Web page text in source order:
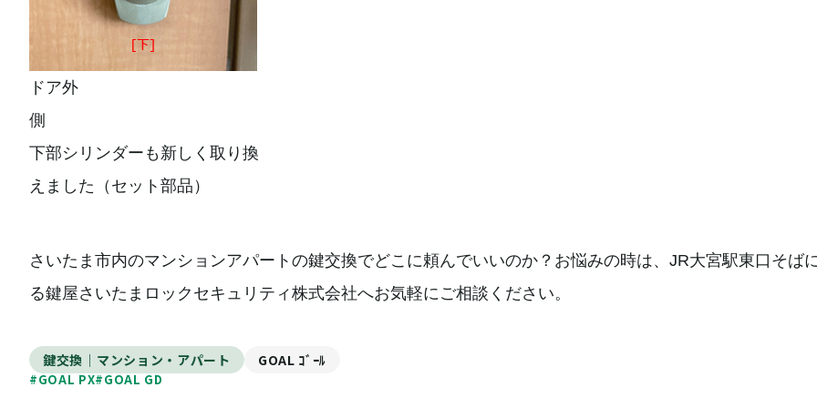
ドア外
側
下部シリンダーも新しく取り換
えました（セット部品）
さいたま市内のマンションアパートの鍵交換でどこに頼んでいいのか？お悩みの時は、JR大宮駅東口そば
る鍵屋さいたまロックセキュリティ株式会社へお気軽にご相談ください。
鍵交換｜マンション・アパート GOAL ｺﾞｰﾙ
#GOAL PX#GOAL GD